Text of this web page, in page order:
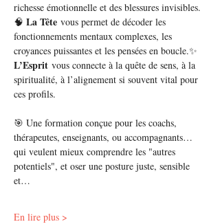
richesse émotionnelle et des blessures invisibles.
🧠 La Tête vous permet de décoder les
fonctionnements mentaux complexes, les
croyances puissantes et les pensées en boucle.✨
L’Esprit vous connecte à la quête de sens, à la
spiritualité, à l’alignement si souvent vital pour
ces profils.
🎯 Une formation conçue pour les coachs,
thérapeutes, enseignants, ou accompagnants…
qui veulent mieux comprendre les "autres
potentiels", et oser une posture juste, sensible
et…
En lire plus >